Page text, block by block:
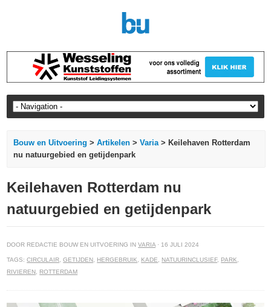
Bouw en Uitvoering >Artikelen >Varia> Keilehaven Rotterdam
nu natuurgebied en getijdenpark
Keilehaven Rotterdam nu
natuurgebied en getijdenpark
DOOR REDACTIE BOUW EN UITVOERING INVARIA· 16 JULI 2024
TAGS:CIRCULAIR,GETIJDEN, HERGEBRUIK, KADE, NATUURINCLUSIEF, PARK,
RIVIEREN, ROTTERDAM